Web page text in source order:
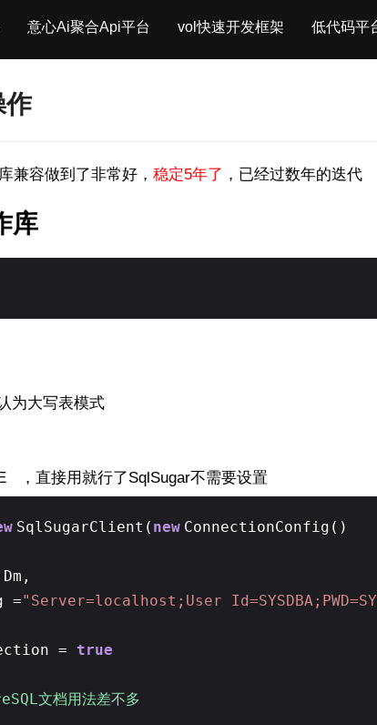
意心Ai聚合Api平台 vol快速开发框架 低代码平
作
兼容做到了非常好， 稳定5年了 ，已经过数年的迭代
库
为大写表模式
，直接用就行了SqlSugar不需要设置
SqlSugarClient( new ConnectionConfig()
="Server=localhost;User
= true
文档用法差不多